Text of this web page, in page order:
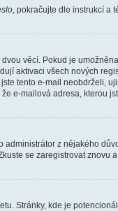
, pokračujte dle instrukcí a
věcí. Pokud je
aktivaci všech nových
tento e-mail neobdrželi,
e-mailová adresa, kterou
z nějakého
se zaregistrovat znovu
Stránky, kde je